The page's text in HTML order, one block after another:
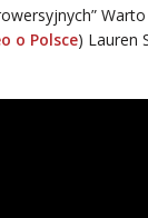
o Polsce) Lauren